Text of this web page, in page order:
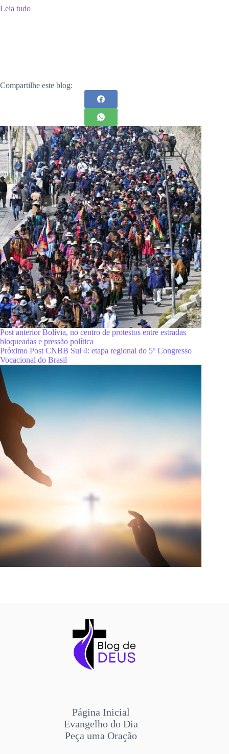
Leia tudo
Compartilhe este blog:
PostanteriorBolívia, no centro de protestos entre estradas
bloqueadas e pressão política
Próximo Post CNBB Sul 4: etapa regional do 5º Congresso
Vocacional do Brasil
Página Inicial
Evangelho do Dia
Peça uma Oração